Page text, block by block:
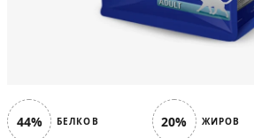
44% БЕЛКОВ 20% ЖИРОВ